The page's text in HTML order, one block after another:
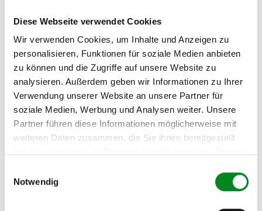
Diese Webseite verwendet Cookies
Wir verwenden Cookies, um Inhalte und Anzeigen zu
personalisieren, Funktionen für soziale Medien anbieten
zu können und die Zugriffe auf unsere Website zu
analysieren. Außerdem geben wir Informationen zu Ihrer
Verwendung unserer Website an unsere Partner für
soziale Medien, Werbung und Analysen weiter. Unsere
Partner führen diese Informationen möglicherweise mit
weiteren Daten zusammen, die Sie ihnen bereitgestellt
Notwendig
Zur exakten Fahrzeug-Identifizierung können Sie auch unseren
Wir benötigen folgende Fahrzeugdaten: Schlüsselnummerzu 2
(2.1) und zu 3 (2.2) oderFahrgestellnummer.
Passendes Fahrzeug nicht dabei?
Fahrzeug-Suche für AT-Turbolader»
Oder einfach nachfragen.
Person